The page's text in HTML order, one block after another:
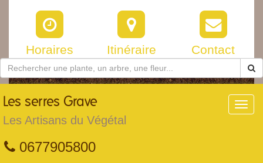
Horaires Itinéraire Contact
Les serres Grave
Les Artisans du Végétal
0677905800